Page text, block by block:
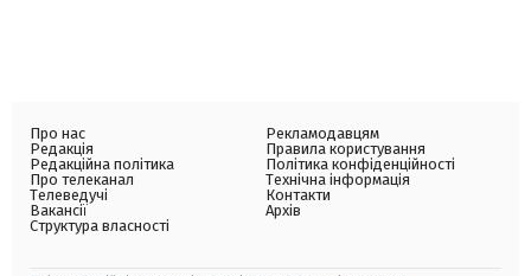
Про нас
Редакція
Редакційна політика
Про телеканал
Телеведучі
Вакансії
Структура власності
Рекламодавцям
Правила користування
Політика конфіденційності
Технічна інформація
Контакти
Архів